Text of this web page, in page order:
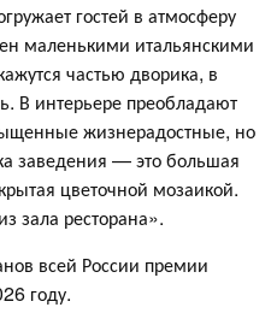
гостей в атмосферу
маленькими итальянскими
частью дворика, в
В интерьере преобладают
жизнерадостные, но
заведения — это большая
цветочной мозаикой.
зала ресторана».
всей России премии
году.